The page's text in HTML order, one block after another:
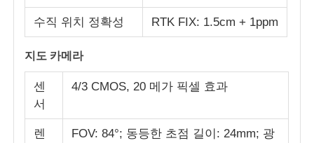
수직 위치 정확성 RTK FIX: 1.5cm + 1ppm
지도 카메라
센
서
4/3 CMOS, 20 메가 픽셀 효과
렌
FOV: 84°; 동등한 초점 길이: 24mm; 광